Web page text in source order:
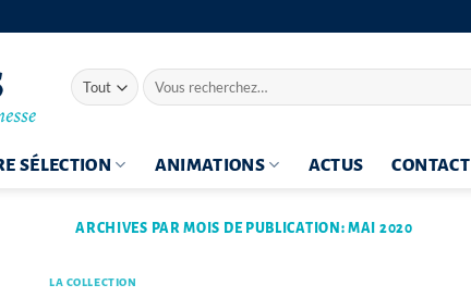
Recherche
pour :
SÉLECTION ANIMATIONS ACTUS CONTACT
ARCHIVES PAR MOIS DE PUBLICATION:MAI 2020
LA COLLECTION